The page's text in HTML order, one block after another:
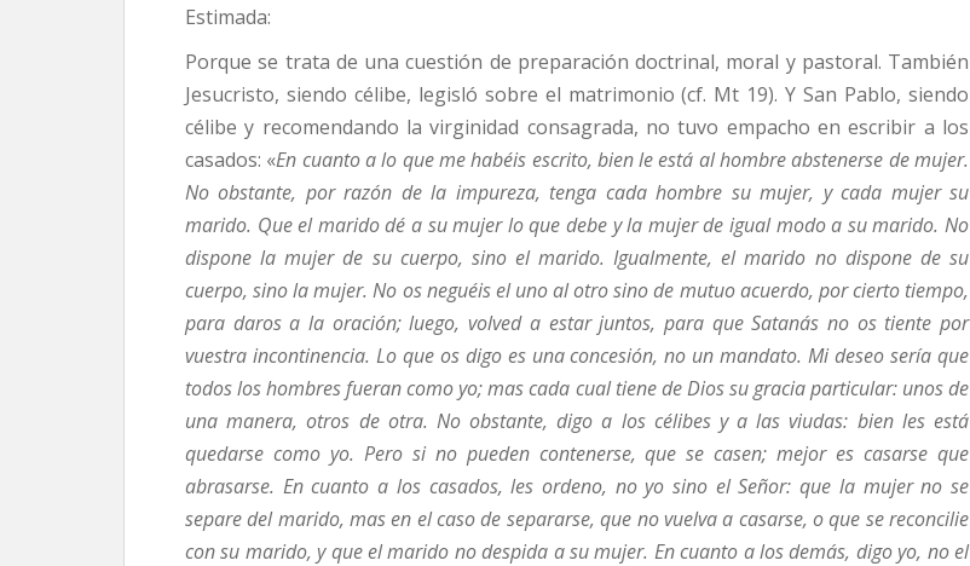
Estimada:
Porque se trata de una cuestión de preparación doctrinal, moral y pastoral. También
Jesucristo, siendo célibe, legisló sobre el matrimonio (cf. Mt 19). Y San Pablo, siendo
célibe y recomendando la virginidad consagrada, no tuvo empacho en escribir a los
casados: «En cuanto a lo que me habéis escrito, bien le está al hombre abstenerse de mujer.
No obstante, por razón de la impureza, tenga cada hombre su mujer, y cada mujer su
marido. Que el marido dé a su mujer lo que debe y la mujer de igual modo a su marido. No
dispone la mujer de su cuerpo, sino el marido. Igualmente, el marido no dispone de su
cuerpo, sino la mujer. No os neguéis el uno al otro sino de mutuo acuerdo, por cierto tiempo,
para daros a la oración; luego, volved a estar juntos, para que Satanás no os tiente por
vuestra incontinencia. Lo que os digo es una concesión, no un mandato. Mi deseo sería que
todos los hombres fueran como yo; mas cada cual tiene de Dios su gracia particular: unos de
una manera, otros de otra. No obstante, digo a los célibes y a las viudas: bien les está
quedarse como yo. Pero si no pueden contenerse, que se casen; mejor es casarse que
abrasarse. En cuanto a los casados, les ordeno, no yo sino el Señor: que la mujer no se
separe del marido, mas en el caso de separarse, que no vuelva a casarse, o que se reconcilie
con su marido, y que el marido no despida a su mujer. En cuanto a los demás, digo yo, no el